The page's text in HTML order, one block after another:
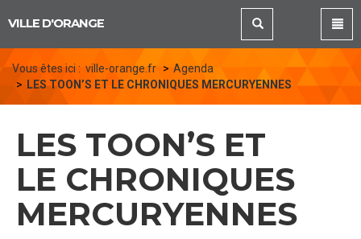
VILLE D'ORANGE
Vous êtes ici : ville-orange.fr
Agenda
LES TOON’S ET LE CHRONIQUES MERCURYENNES
LES TOON’S ET
LE CHRONIQUES
MERCURYENNES